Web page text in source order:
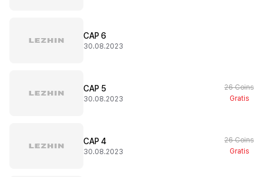
CAP 6
30.08.2023
CAP 5
30.08.2023
26 Coins
Gratis
CAP 4
30.08.2023
26 Coins
Gratis